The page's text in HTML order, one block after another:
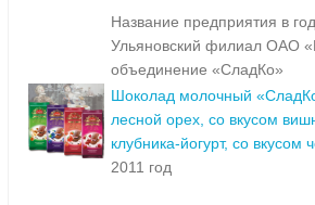
Название предприятия в
Ульяновский филиал ОАО
объединение «СладКо»
Шоколад молочный
лесной орех, со вкусом
клубника-йогурт, со вкусом
2011 год